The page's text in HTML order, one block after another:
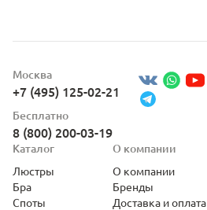
Москва
+7 (495) 125-02-21
Бесплатно
8 (800) 200-03-19
Каталог
Люстры
Бра
Споты
О компании
О компании
Бренды
Доставка и оплата